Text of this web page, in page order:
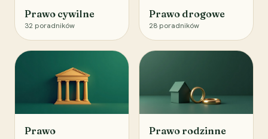
Prawo cywilne
32 poradników
Prawo drogowe
28 poradników
Prawo
Prawo rodzinne